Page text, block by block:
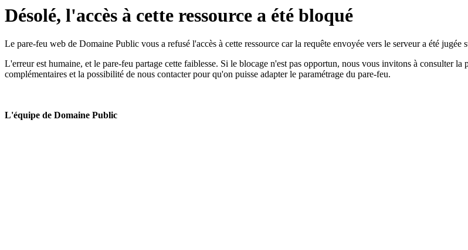
Désolé, l'accès à cette ressource a été bloqué
Le pare-feu web de Domaine Public vous a refusé l'accès à cette ressource car la requête envoyée vers le serveur a été jugée
L'erreur est humaine, et le pare-feu partage cette faiblesse. Si le blocage n'est pas opportun, nous vous invitons à consulter la
complémentaires et la possibilité de nous contacter pour qu'on puisse adapter le paramétrage du pare-feu.
L'équipe de Domaine Public